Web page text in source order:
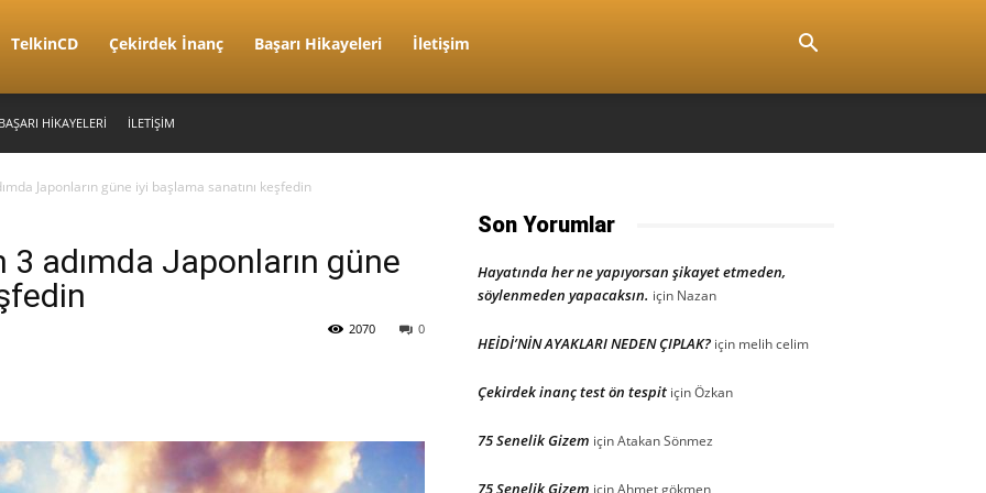
TelkinCD Çekirdek İnanç Başarı Hikayeleri İletişim
BAŞARI HIKAYELERI İLETIŞIM
Japonların güne iyi başlama sanatını keşfedin
adımda Japonların güne
0
2070
Son Yorumlar
Hayatında her ne yapıyorsan şikayet etmeden,
söylenmeden yapacaksın. için Nazan
HEİDİ’NİN AYAKLARI NEDEN ÇIPLAK? için melih celim
Çekirdek inanç test ön tespit içinÖzkan
75 Senelik Gizem içinAtakan Sönmez
75 Senelik Gizem içinAhmet gökmen